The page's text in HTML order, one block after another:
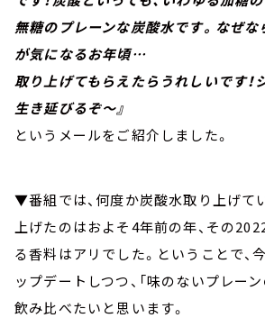
無糖のプレーンな炭酸水です。なぜな
が気になるお年頃…
取り上げてもらえたらうれしいです！
生き延びるぞ～』
というメールをご紹介しました。
▼番組では、何度か炭酸水取り上げて
上げたのはおよそ4年前の年、その
る香料はアリでした。ということで、
ップデートしつつ、「味のないプレー
飲み比べたいと思います。